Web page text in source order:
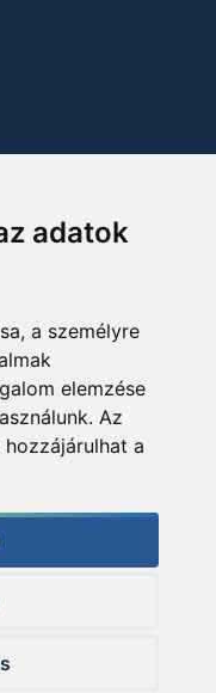
adatok
a személyre
elemzése
Az
a